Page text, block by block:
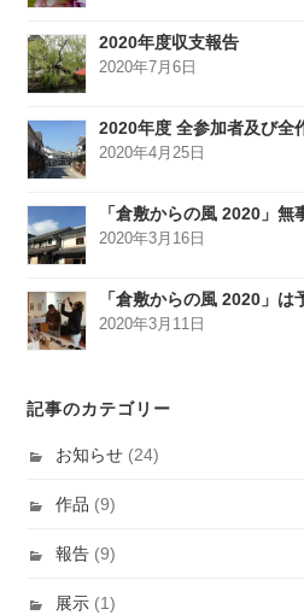
2020年度収支報告
2020年7月6日
2020年度 全参加者及び全
2020年4月25日
「倉敷からの風 2020」無
2020年3月16日
「倉敷からの風 2020」
2020年3月11日
記事のカテゴリー
お知らせ (24)
作品 (9)
報告 (9)
展示 (1)